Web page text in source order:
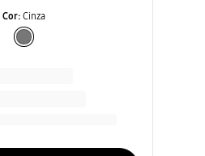
Cor: Cinza